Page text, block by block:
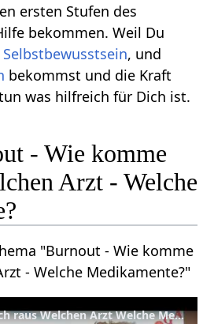
ersten Stufen des
bekommen. Weil Du
Selbstbewusstsein, und
bekommst und die Kraft
was hilfreich für Dich ist.
- Wie komme
Arzt - Welche
"Burnout - Wie komme
- Welche Medikamente?"
Burnout Wie komme ich raus Welchen Arzt Welche Medikamente